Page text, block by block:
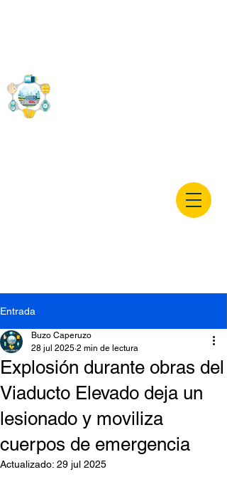
Entrada
Explosión durante obras del
Viaducto Elevado deja un
lesionado y moviliza
cuerpos de emergencia
Buzo Caperuzo
28 jul 2025 2 min de lectura
Actualizado: 29 jul 2025